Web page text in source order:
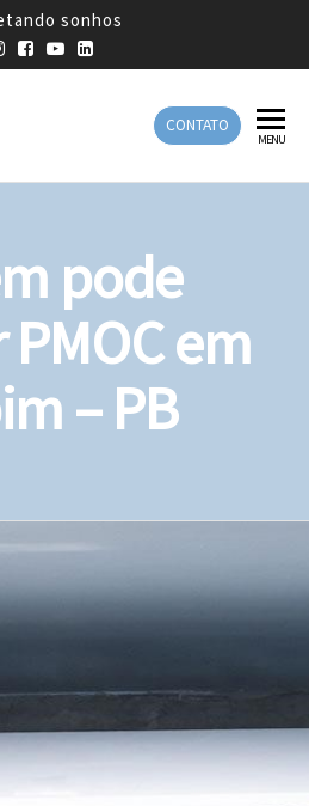
sonhos
CONTATO
MENU
pode
em
– PB